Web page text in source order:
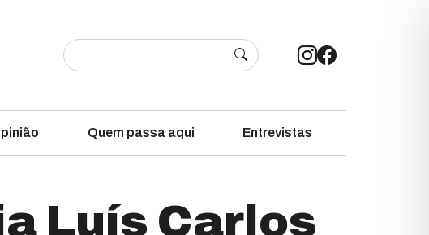
Quem passa aqui Entrevistas
Luís Carlos